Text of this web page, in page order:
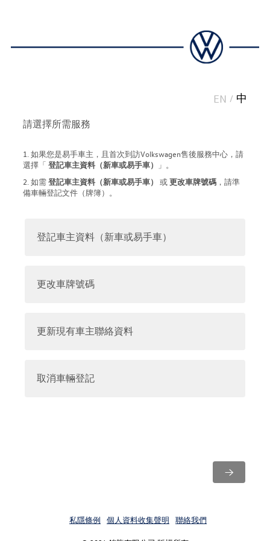
EN / 中
請選擇所需服務
1. 如果您是易手車主，且首次到訪Volkswagen售後服務中心，請
選擇「 登記車主資料（新車或易手車）
」。
2. 如需登記車主資料（新車或易手車） 或更改車牌號碼 ，請準
備車輛登記文件（牌簿）。
登記車主資料（新車或易手車）
更改車牌號碼
更新現有車主聯絡資料
取消車輛登記
→
私隱條例 個人資料收集聲明 聯絡我們